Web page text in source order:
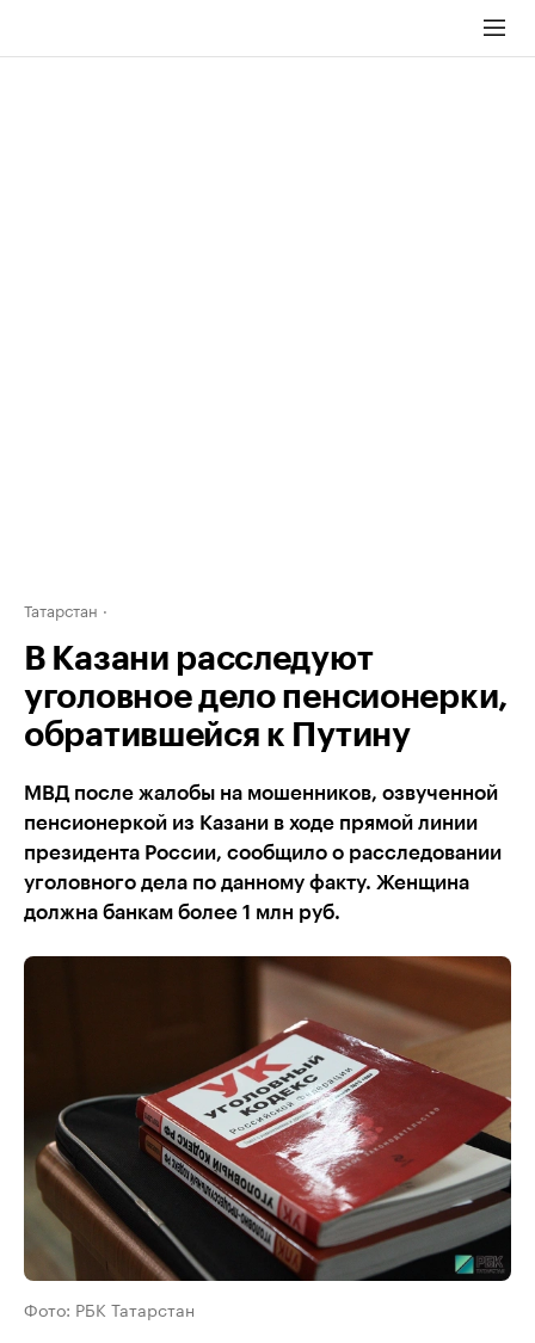
Татарстан
В Казани расследуют
уголовное дело пенсионерки,
обратившейся к Путину
МВД после жалобы на мошенников, озвученной
пенсионеркой из Казани в ходе прямой линии
президента России, сообщило о расследовании
уголовного дела по данному факту. Женщина
должна банкам более 1 млн руб.
Фото: РБК Татарстан